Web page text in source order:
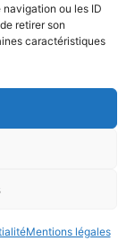
ou les ID
retirer son
caractéristiques
Mentions légales
les